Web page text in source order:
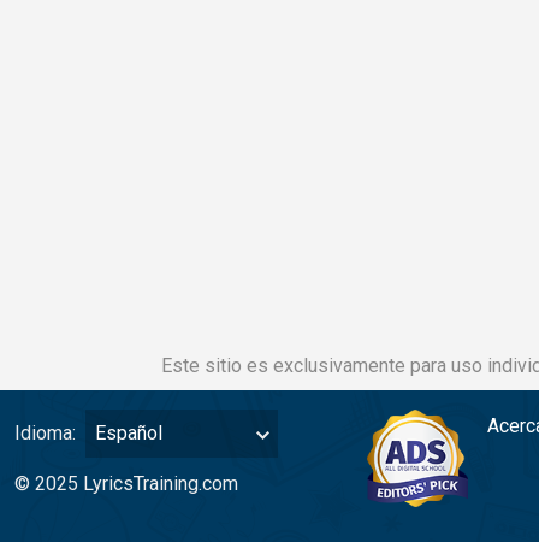
Este sitio es exclusivamente para uso
Idioma: Español
© 2025 LyricsTraining.com